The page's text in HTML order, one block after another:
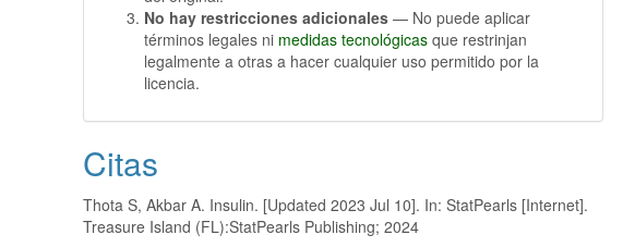
No hay restricciones adicionales— No puede aplicar
términos legales ni medidas tecnológicas que restrinjan
legalmente a otras a hacer cualquier uso permitido por la
licencia.
Citas
Thota S, Akbar A. Insulin. [Updated 2023 Jul 10]. In: StatPearls [Internet].
Treasure Island (FL):StatPearls Publishing; 2024